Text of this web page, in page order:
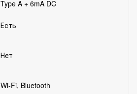
Type A + 6mA DC
Есть
Нет
Wi-Fi, Bluetooth